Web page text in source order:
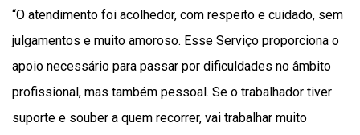
“O atendimento foi acolhedor, com respeito e cuidado, sem
julgamentos e muito amoroso. Esse Serviço proporciona o
apoio necessário para passar por dificuldades no âmbito
profissional, mas também pessoal. Se o trabalhador tiver
suporte e souber a quem recorrer, vai trabalhar muito